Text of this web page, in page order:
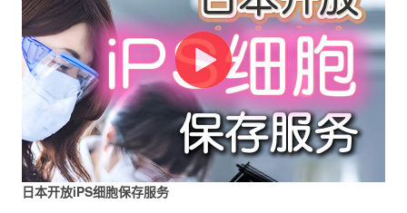
日本开放iPS细胞保存服务